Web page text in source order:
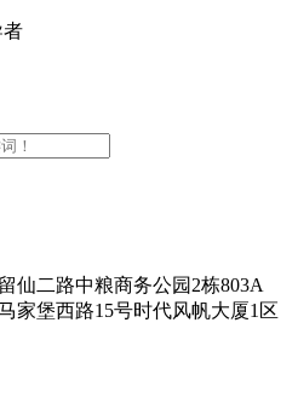
者
仙二路中粮商务公园2栋803A
家堡西路15号时代风帆大厦1区